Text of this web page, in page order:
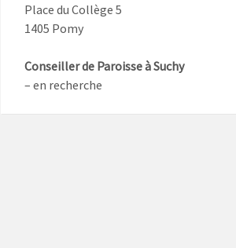
Place du Collège 5
1405 Pomy
Conseiller de Paroisse à Suchy
– en recherche